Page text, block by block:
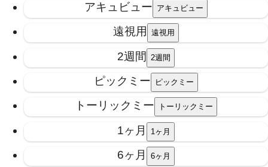
アキュビュー
遠視用
2週間
ピックミー
トーリックミー
1ヶ月
6ヶ月